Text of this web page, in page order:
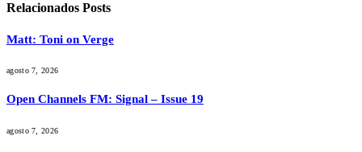
Relacionados Posts
Matt: Toni on Verge
agosto 7, 2026
Open Channels FM: Signal – Issue 19
agosto 7, 2026